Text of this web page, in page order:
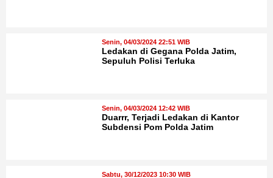
Senin, 04/03/2024 22:51 WIB
Ledakan di Gegana Polda Jatim,
Sepuluh Polisi Terluka
Senin, 04/03/2024 12:42 WIB
Duarrr, Terjadi Ledakan di Kantor
Subdensi Pom Polda Jatim
Sabtu, 30/12/2023 10:30 WIB